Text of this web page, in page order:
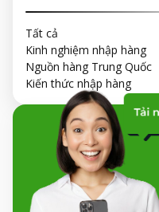
Tất cả
Kinh nghiệm nhập hàng
Nguồn hàng Trung Quốc
Kiến thức nhập hàng